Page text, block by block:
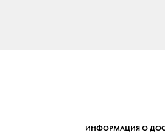
ИНФОРМАЦИЯ О